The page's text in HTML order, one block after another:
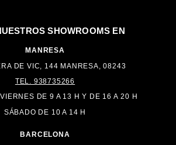
SHOWROOMS EN
MANRESA
DE VIC, 144 MANRESA, 08243
TEL. 938735266
DE 9 A 13 H Y DE 16 A20 H
SÁBADO DE 10 A 14 H
BARCELONA